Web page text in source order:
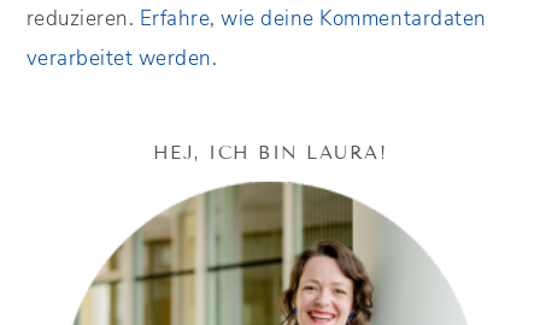
reduzieren. Erfahre, wie deine Kommentardaten
verarbeitet werden.
HEJ, ICH BIN LAURA!